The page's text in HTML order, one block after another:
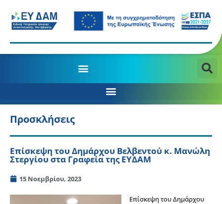
Προσκλήσεις
Επίσκεψη του Δημάρχου Βελβεντού κ. Μανώλη
Στεργίου στα Γραφεία της ΕΥΔΑΜ
15 Νοεμβρίου, 2023
Επίσκεψη του Δημάρχου